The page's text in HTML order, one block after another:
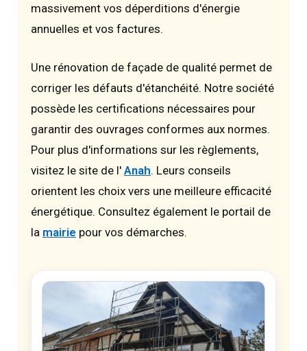
massivement vos déperditions d'énergie
annuelles et vos factures.
Une rénovation de façade de qualité permet de
corriger les défauts d'étanchéité. Notre société
possède les certifications nécessaires pour
garantir des ouvrages conformes aux normes.
Pour plus d'informations sur les règlements,
visitez le site de l' Anah. Leurs conseils
orientent les choix vers une meilleure efficacité
énergétique. Consultez également le portail de
la mairie pour vos démarches.